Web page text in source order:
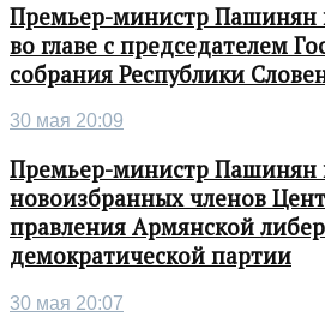
Премьер-министр Пашинян
во главе с председателем
собрания Республики
30 мая 20:09
Премьер-министр Пашинян
новоизбранных членов
правления Армянской
демократической партии
30 мая 20:07